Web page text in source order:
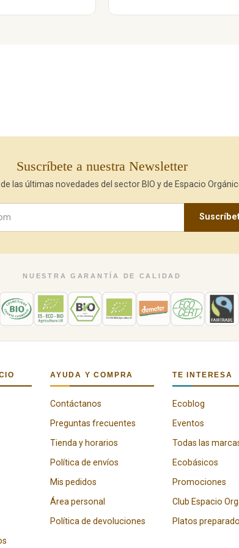
Suscríbete a nuestra Newsletter
las últimas novedades del sector BIO y de Espacio
NUESTRA GARANTÍA DE CALIDAD
AYUDA Y COMPRA
Contáctanos
Preguntas frecuentes
Tienda y horarios
Política de envíos
Mis pedidos
Área personal
Política de devoluciones
TE INTERESA
Ecoblog
Eventos
Todas las
Ecobásicos
Promociones
Club Espacio
Platos